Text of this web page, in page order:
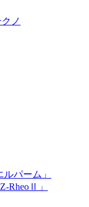
パーム」
RheoⅡ」